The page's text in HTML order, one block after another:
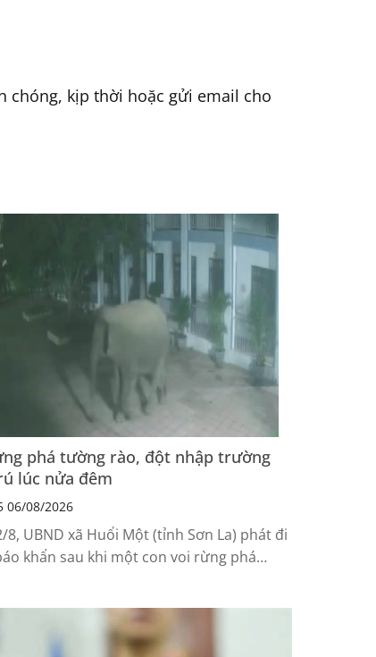
chóng, kịp thời hoặc gửi email cho
phá tường rào, đột nhập trường
lúc nửa đêm
06/08/2026
8, UBND xã Huổi Một (tỉnh Sơn La) phát đi
khẩn sau khi một con voi rừng phá
cáo người dân tuyệt đối không tiếp cận,
ý xua đuổi voi để bảo đảm an toàn.